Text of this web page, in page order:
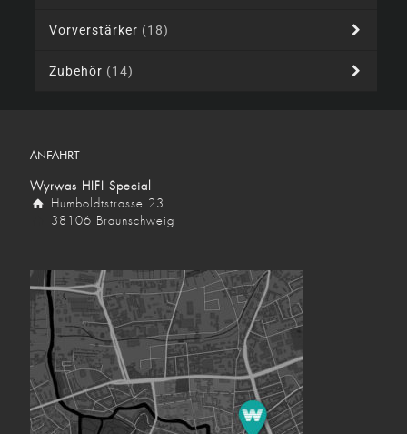
Vorverstärker (18)
Zubehör (14)
ANFAHRT
Wyrwas HIFI Special
Humboldtstrasse 23
38106 Braunschweig